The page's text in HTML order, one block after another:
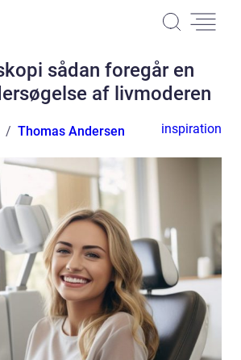
sådan foregår en
af livmoderen
Thomas Andersen inspiration